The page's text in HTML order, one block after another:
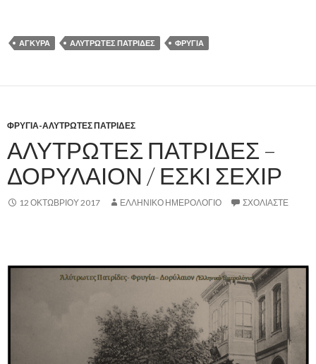
ΑΓΚΥΡΑ ΑΛΥΤΡΩΤΕΣ ΠΑΤΡΙΔΕΣ ΦΡΥΓΙΑ
ΦΡΥΓΙΑ-ΑΛΥΤΡΩΤΕΣ ΠΑΤΡΙΔΕΣ
ΑΛΥΤΡΩΤΕΣ ΠΑΤΡΙΔΕΣ –
ΔΟΡΥΛΑΙΟΝ / ΕΣΚΙ ΣΕΧΙΡ
12 ΟΚΤΩΒΡΊΟΥ 2017 ΕΛΛΗΝΙΚΟ ΗΜΕΡΟΛΟΓΙΟ ΣΧΟΛΙΆΣΤΕ